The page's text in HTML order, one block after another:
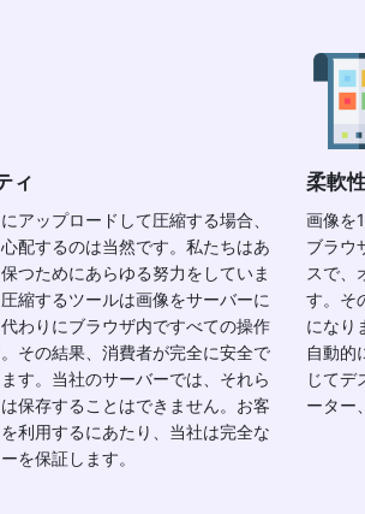
ィ
アップロードして圧縮する場合、
配するのは当然です。私たちはあ
つためにあらゆる努力をしていま
縮するツールは画像をサーバーに
わりにブラウザ内ですべての操作
その結果、消費者が完全に安全で
す。当社のサーバーでは、それら
保存することはできません。お客
利用するにあたり、当社は完全な
を保証します。
柔軟
画像を
ブラウ
スで、
す。そ
になり
自動的
じてデ
ーター